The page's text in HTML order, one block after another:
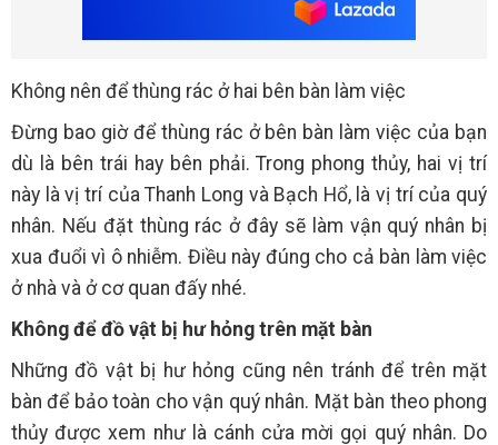
Không nên để thùng rác ở hai bên bàn làm việc
Đừng bao giờ để thùng rác ở bên bàn làm việc của bạn
dù là bên trái hay bên phải. Trong phong thủy, hai vị trí
này là vị trí của Thanh Long và Bạch Hổ, là vị trí của quý
nhân. Nếu đặt thùng rác ở đây sẽ làm vận quý nhân bị
xua đuổi vì ô nhiễm. Điều này đúng cho cả bàn làm việc
ở nhà và ở cơ quan đấy nhé.
Không để đồ vật bị hư hỏng trên mặt bàn
Những đồ vật bị hư hỏng cũng nên tránh để trên mặt
bàn để bảo toàn cho vận quý nhân. Mặt bàn theo phong
thủy được xem như là cánh cửa mời gọi quý nhân. Do